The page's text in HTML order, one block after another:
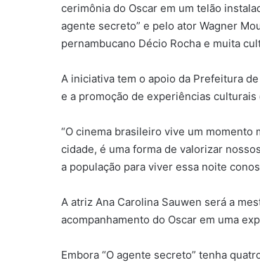
cerimônia do Oscar em um telão
agente secreto” e pelo ator Wagner
pernambucano Décio Rocha e muita
A iniciativa tem o apoio da Prefeitura
e a promoção de experiências
“O cinema brasileiro vive um
cidade, é uma forma de valorizar
a população para viver essa noite
A atriz Ana Carolina Sauwen será a
acompanhamento do Oscar em uma
Embora “O agente secreto” tenha